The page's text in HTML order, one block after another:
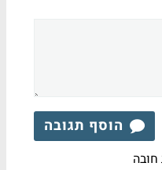
הוסף תגובה